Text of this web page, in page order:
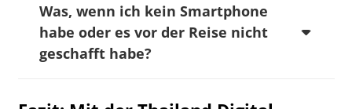
Was, wenn ich kein Smartphone
habe oder es vor der Reise nicht
geschafft habe?